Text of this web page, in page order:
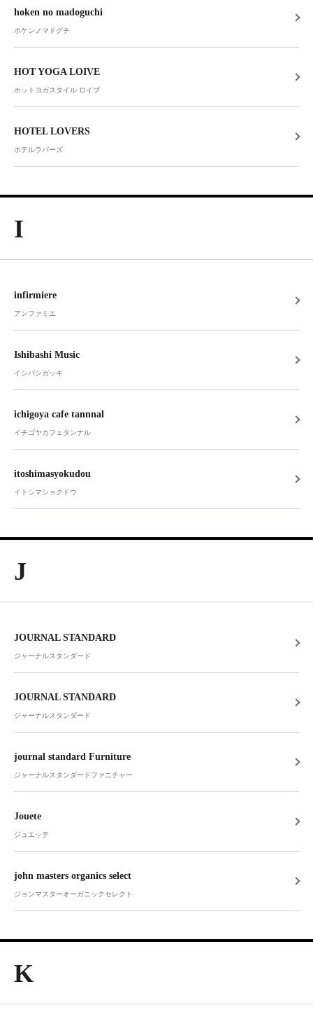
hoken no madoguchi
ホケンノマドグチ
HOT YOGA LOIVE
ホットヨガスタイル ロイブ
HOTEL LOVERS
ホテルラバーズ
I
infirmiere
アンファミエ
Ishibashi Music
イシバシガッキ
ichigoya cafe tannnal
イチゴヤカフェタンナル
itoshimasyokudou
イトシマショクドウ
J
JOURNAL STANDARD
ジャーナルスタンダード
JOURNAL STANDARD
ジャーナルスタンダード
journal standard Furniture
ジャーナルスタンダードファニチャー
Jouete
ジュエッテ
john masters organics select
ジョンマスターオーガニックセレクト
K